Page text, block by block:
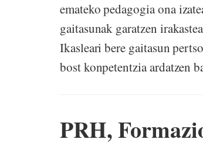
emateko pedagogia ona
gaitasunak garatzen
Ikasleari bere gaitasun
bost konpetentzia ardatzen
PRH,